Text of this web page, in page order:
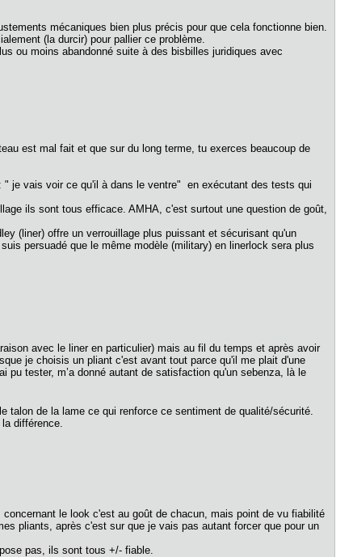
mécaniques bien plus précis pour que cela fonctionne bien.
(la durcir) pour pallier ce problème.
ou moins abandonné suite à des bisbilles juridiques avec
est mal fait et que sur du long terme, tu exerces beaucoup de
je vais voir ce qu'il à dans le ventre" en exécutant des tests qui
ils sont tous efficace. AMHA, c'est surtout une question de goût,
(liner) offre un verrouillage plus puissant et sécurisant qu'un
persuadé que le même modèle (military) en linerlock sera plus
avec le liner en particulier) mais au fil du temps et après avoir
je choisis un pliant c'est avant tout parce qu'il me plait d'une
tester, m’a donné autant de satisfaction qu'un sebenza, là le
talon de la lame ce qui renforce ce sentiment de qualité/sécurité.
différence.
le look c'est au goût de chacun, mais point de vu fiabilité
pliants, après c'est sur que je vais pas autant forcer que pour un
pas, ils sont tous +/- fiable.